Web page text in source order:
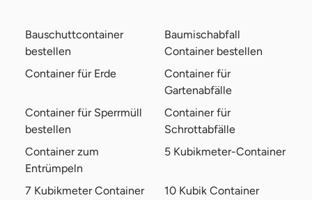
Bauschuttcontainer
bestellen
Baumischabfall
Container bestellen
Container für Erde
Container für
Gartenabfälle
Container für Sperrmüll
bestellen
Container für
Schrottabfälle
Container zum
Entrümpeln
5 Kubikmeter-Container
7 Kubikmeter Container
10 Kubik Container